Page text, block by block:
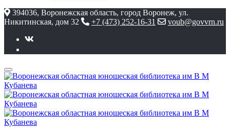
394036, Воронежская область, город Воронеж, ул.
Никитинская, дом 32
+7 (473) 252-16-31 voub@govvrn.ru